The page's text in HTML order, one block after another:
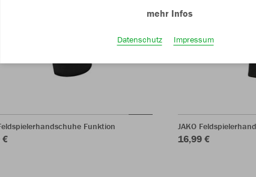
Funktion
€
JAKO
16,99 €
mehr Infos
Datenschutz Impressum